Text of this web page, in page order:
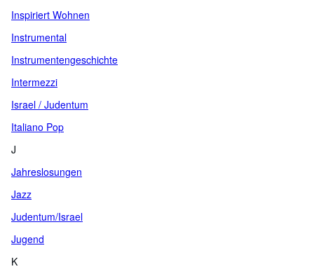
Inspiriert Wohnen
Instrumental
Instrumentengeschichte
Intermezzi
Israel / Judentum
Italiano Pop
J
Jahreslosungen
Jazz
Judentum/Israel
Jugend
K